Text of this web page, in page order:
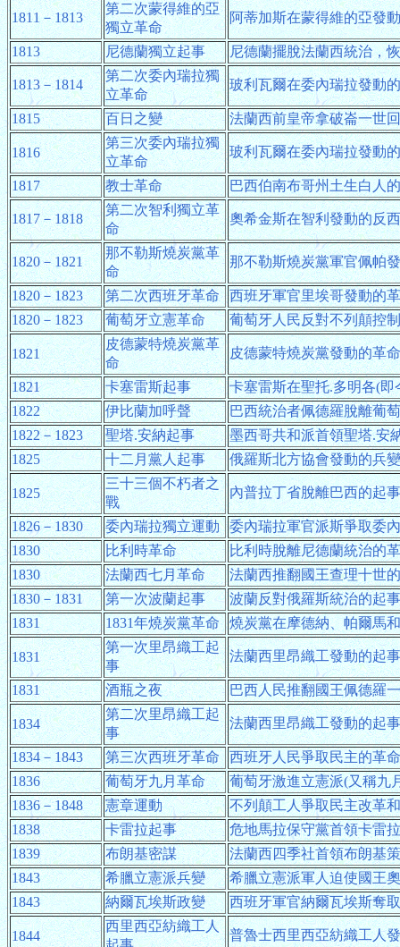
1811－1813
第二次蒙得維的亞
獨立革命
阿蒂加斯在蒙得維的亞發
1813 尼德蘭獨立起事 尼德蘭擺脫法蘭西統治，
1813－1814
第二次委內瑞拉獨
立革命
玻利瓦爾在委內瑞拉發動
1815 百日之變 法蘭西前皇帝拿破崙一世
1816
第三次委內瑞拉獨
立革命
玻利瓦爾在委內瑞拉發動
1817 教士革命 巴西伯南布哥州土生白人
1817－1818
第二次智利獨立革
命
奧希金斯在智利發動的反
1820－1821
那不勒斯燒炭黨革
命
那不勒斯燒炭黨軍官佩帕
1820－1823 第二次西班牙革命
西班牙軍官里埃哥發動的
1820－1823
葡萄牙立憲革命 葡萄牙人民反對不列顛控
1821
皮德蒙特燒炭黨革
命
皮德蒙特燒炭黨發動的革命
1821 卡塞雷斯起事
卡塞雷斯在聖托.多明各(
1822
伊比蘭加呼聲
巴西統治者佩德羅脫離葡
1822－1823
聖塔.安納起事
墨西哥共和派首領聖塔.安
1825
十二月黨人起事 俄羅斯北方協會發動的兵變
1825
三十三個不朽者之
戰
內普拉丁省脫離巴西的起事
1826－1830 委內瑞拉獨立運動
委內瑞拉軍官派斯爭取委
1830
比利時革命
比利時脫離尼德蘭統治的
1830
法蘭西七月革命
法蘭西推翻國王查理十世
1830－1831
第一次波蘭起事
波蘭反對俄羅斯統治的起事
1831
1831年燒炭黨革命 燒炭黨在摩德納、帕爾馬
1831
第一次里昂織工起
事
法蘭西里昂織工發動的起事
1831 酒瓶之夜 巴西人民推翻國王佩德羅
1834
第二次里昂織工起
事
法蘭西里昂織工發動的起事
1834－1843 第三次西班牙革命
西班牙人民爭取民主的革命
1836
葡萄牙九月革命
葡萄牙激進立憲派(又稱九
1836－1848
憲章運動
不列顛工人爭取民主改革
1838
卡雷拉起事
危地馬拉保守黨首領卡雷
1839
布朗基密謀
法蘭西四季社首領布朗基
1843
希臘立憲派兵變
希臘立憲派軍人迫使國王
1843
納爾瓦埃斯政變 西班牙軍官納爾瓦埃斯奪
1844
西里西亞紡織工人
普魯士西里西亞紡織工人